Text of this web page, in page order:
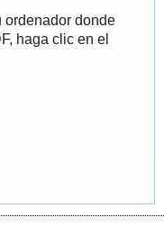
ordenador donde
haga clic en el